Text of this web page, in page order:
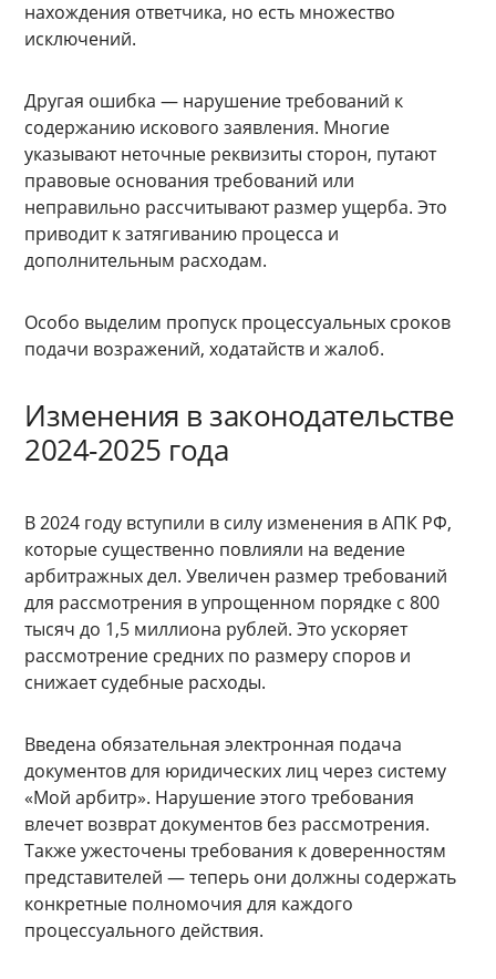
нахождения ответчика, но есть множество
исключений.
Другая ошибка — нарушение требований к
содержанию искового заявления. Многие
указывают неточные реквизиты сторон, путают
правовые основания требований или
неправильно рассчитывают размер ущерба. Это
приводит к затягиванию процесса и
дополнительным расходам.
Особо выделим пропуск процессуальных сроков
подачи возражений, ходатайств и жалоб.
Изменения в законодательстве
2024-2025 года
В 2024 году вступили в силу изменения в АПК РФ,
которые существенно повлияли на ведение
арбитражных дел. Увеличен размер требований
для рассмотрения в упрощенном порядке с 800
тысяч до 1,5 миллиона рублей. Это ускоряет
рассмотрение средних по размеру споров и
снижает судебные расходы.
Введена обязательная электронная подача
документов для юридических лиц через систему
«Мой арбитр». Нарушение этого требования
влечет возврат документов без рассмотрения.
Также ужесточены требования к доверенностям
представителей — теперь они должны содержать
конкретные полномочия для каждого
процессуального действия.